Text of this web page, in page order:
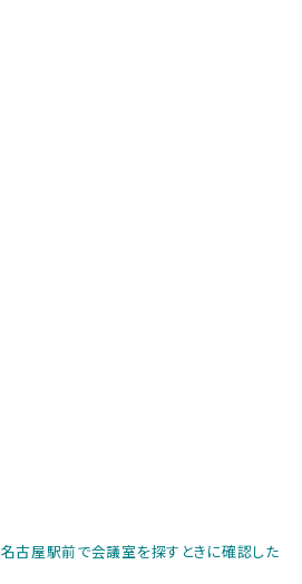
名古屋駅前で会議室を探すときに確認したい